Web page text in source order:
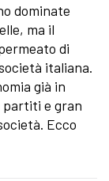
dominate
ma il
di
italiana.
già in
partiti e gran
Ecco